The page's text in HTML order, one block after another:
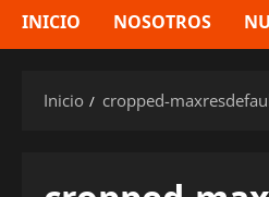
INICIO NOSOTROS
Inicio cropped-